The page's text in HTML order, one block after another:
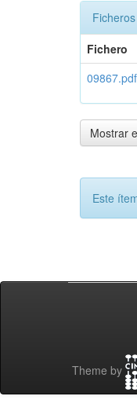
Fichero
09867.pdf
Mostrar
Este
Theme by